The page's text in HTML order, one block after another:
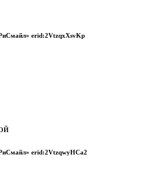
erid:2VtzqxXsvKp
erid:2VtzqwyHCa2